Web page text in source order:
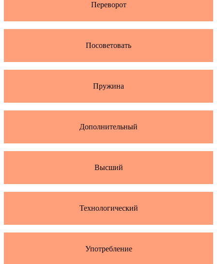
Переворот
Посоветовать
Пружина
Дополнительный
Высший
Технологический
Употребление